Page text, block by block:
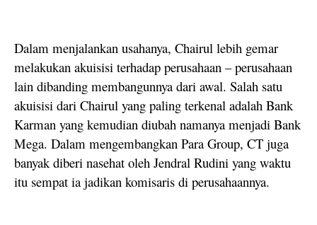
Dalam menjalankan usahanya, Chairul lebih gemar
melakukan akuisisi terhadap perusahaan – perusahaan
lain dibanding membangunnya dari awal. Salah satu
akuisisi dari Chairul yang paling terkenal adalah Bank
Karman yang kemudian diubah namanya menjadi Bank
Mega. Dalam mengembangkan Para Group, CT juga
banyak diberi nasehat oleh Jendral Rudini yang waktu
itu sempat ia jadikan komisaris di perusahaannya.